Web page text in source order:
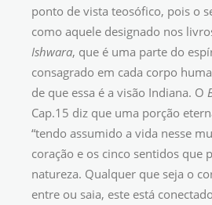
ponto de vista teosófico, pois o
como aquele designado nos
Ishwara, que é uma parte do
consagrado em cada corpo
de que essa é a visão Indiana. O
Cap.15 diz que uma porção
“tendo assumido a vida nesse
coração e os cinco sentidos que
natureza. Qualquer que seja o
entre ou saia, este está